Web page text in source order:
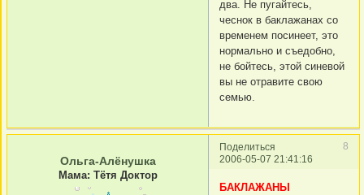
два. Не пугайтесь,
чеснок в баклажанах со
временем посинеет, это
нормально и съедобно,
не бойтесь, этой синевой
вы не отравите свою
семью.
Поделиться
8
2006-05-07 21:41:16
Ольга-Алёнушка
Мама: Тётя Доктор
БАКЛАЖАНЫ